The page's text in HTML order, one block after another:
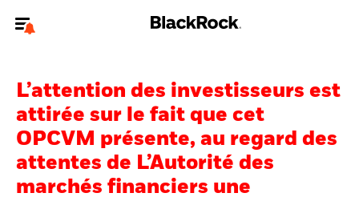
Pour accéder directement à un autre site BlackRock, veuillez mettre à
jourvotre type d'utilisateur
Nous connaître
Produits
L’attention des investisseurs est
attirée sur le fait que cet
OPCVM présente, au regard des
attentes de L’Autorité des
marchés financiers une